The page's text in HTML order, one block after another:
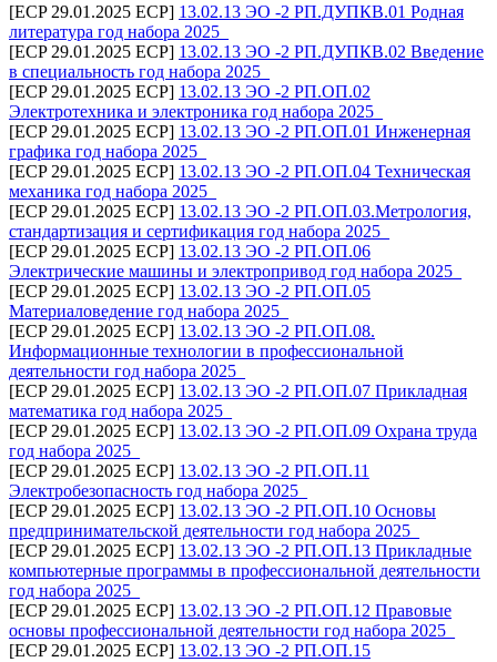
[ECP 29.01.2025 ECP] 13.02.13 ЭО -2 РП.ДУПКВ.01 Родная
литература год набора 2025_
[ECP 29.01.2025 ECP] 13.02.13 ЭО -2 РП.ДУПКВ.02 Введение
в специальность год набора 2025_
[ECP 29.01.2025 ECP] 13.02.13 ЭО -2 РП.ОП.02
Электротехника и электроника год набора 2025_
[ECP 29.01.2025 ECP] 13.02.13 ЭО -2 РП.ОП.01 Инженерная
графика год набора 2025_
[ECP 29.01.2025 ECP] 13.02.13 ЭО -2 РП.ОП.04 Техническая
механика год набора 2025_
[ECP 29.01.2025 ECP] 13.02.13 ЭО -2 РП.ОП.03.Метрология,
стандартизация и сертификация год набора 2025_
[ECP 29.01.2025 ECP] 13.02.13 ЭО -2 РП.ОП.06
Электрические машины и электропривод год набора 2025_
[ECP 29.01.2025 ECP] 13.02.13 ЭО -2 РП.ОП.05
Материаловедение год набора 2025_
[ECP 29.01.2025 ECP] 13.02.13 ЭО -2 РП.ОП.08.
Информационные технологии в профессиональной
деятельности год набора 2025_
[ECP 29.01.2025 ECP] 13.02.13 ЭО -2 РП.ОП.07 Прикладная
математика год набора 2025_
[ECP 29.01.2025 ECP] 13.02.13 ЭО -2 РП.ОП.09 Охрана труда
год набора 2025_
[ECP 29.01.2025 ECP] 13.02.13 ЭО -2 РП.ОП.11
Электробезопасность год набора 2025_
[ECP 29.01.2025 ECP] 13.02.13 ЭО -2 РП.ОП.10 Основы
предпринимательской деятельности год набора 2025_
[ECP 29.01.2025 ECP] 13.02.13 ЭО -2 РП.ОП.13 Прикладные
компьютерные программы в профессиональной деятельности
год набора 2025_
[ECP 29.01.2025 ECP] 13.02.13 ЭО -2 РП.ОП.12 Правовые
основы профессиональной деятельности год набора 2025_
[ECP 29.01.2025 ECP] 13.02.13 ЭО -2 РП.ОП.15